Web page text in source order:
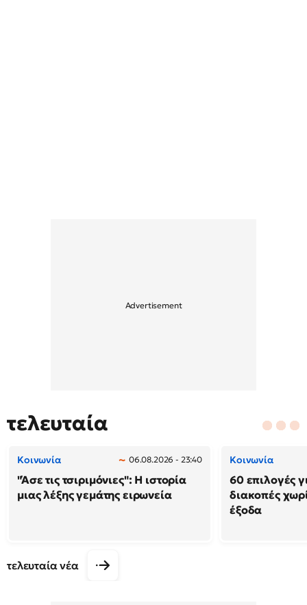
τελευταία
Κοινωνία 06.08.2026 - 23:40
"Άσε τις τσιριμόνιες": Η ιστορία
μιας λέξης γεμάτης ειρωνεία
Κοινωνία
60 επιλογές
διακοπές
έξοδα
τελευταία νέα